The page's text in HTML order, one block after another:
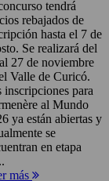
tendrá
rebajados de
hasta el 7 de
Se realizará del
27 de noviembre
Valle de Curicó.
inscripciones para
al Mundo
ya están abiertas y
se
en etapa
más